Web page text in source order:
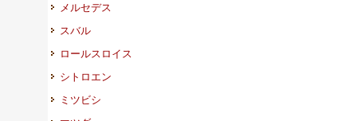
メルセデス
スバル
ロールスロイス
シトロエン
ミツビシ